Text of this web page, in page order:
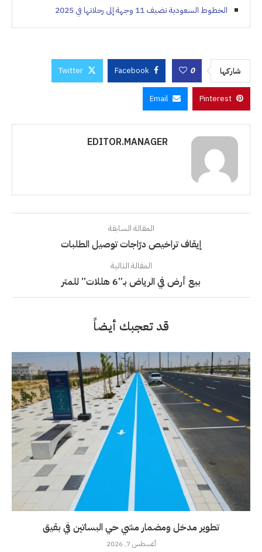
الخطوط السعودية تضيف 11 وجهة إلى رحلاتها في 2025
شاركها 0
Facebook
Twitter
Pinterest
Email
EDITOR.MANAGER
المقالة السابقة
إيقاف تراخيص درّاجات توصيل الطلبات
المقالة التالية
بيع أرض في الرياض بـ”6 هللات” للمتر
قد تعجبك أيضاً
تطوير مدخل ومضمار مشي حي البساتين في بقيق
أغسطس 7, 2026